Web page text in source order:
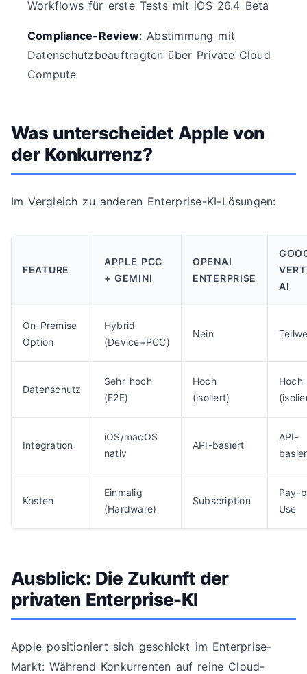
Workflows für erste Tests mit iOS 26.4 Beta
Compliance-Review: Abstimmung mit
Datenschutzbeauftragten über Private Cloud
Compute
Was unterscheidet Apple von
der Konkurrenz?
Im Vergleich zu anderen Enterprise-KI-Lösungen:
FEATURE
APPLE PCC
+ GEMINI
OPENAI
ENTERPRISE
AI
On-Premise
Option
Hybrid
(Device+PCC)
Nein
Datenschutz
Sehr hoch
(E2E)
Hoch
(isoliert)
Hoch
Integration
iOS/macOS
nativ
API-basiert
API-
Kosten
Einmalig
(Hardware)
Subscription
Pay-
Use
Ausblick: Die Zukunft der
privaten Enterprise-KI
Apple positioniert sich geschickt im Enterprise-
Markt: Während Konkurrenten auf reine Cloud-